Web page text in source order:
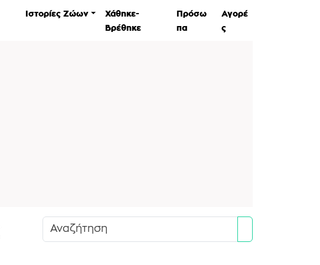
Ιστορίες Ζώων
Χάθηκε-
Βρέθηκε
Πρόσω
πα
Αγορέ
ς
Search